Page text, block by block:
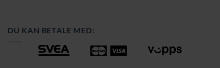
DU KAN BETALE MED: